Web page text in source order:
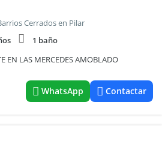
Cerrados en Pilar
1 baño
EN LAS MERCEDES AMOBLADO
WhatsApp Contactar